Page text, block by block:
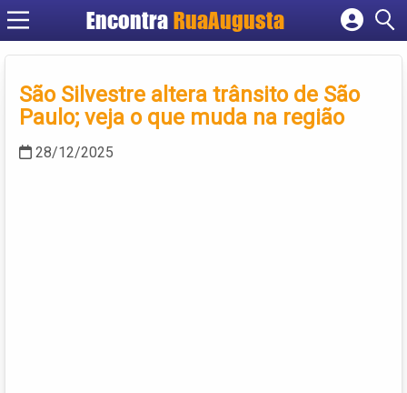
Encontra RuaAugusta
Cadastrar empresa
Criar conta
São Silvestre altera trânsito de São
Paulo; veja o que muda na região
28/12/2025